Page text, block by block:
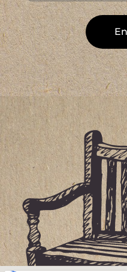
Alternative: